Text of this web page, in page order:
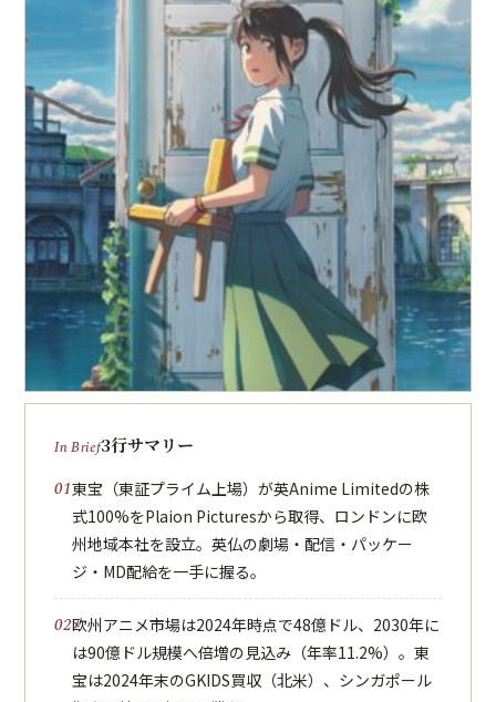
3行サマリー
東宝（東証プライム上場）が英Anime Limitedの株
式100%をPlaion Picturesから取得、ロンドンに欧
州地域本社を設立。英仏の劇場・配信・パッケー
ジ・MD配給を一手に握る。
欧州アニメ市場は2024年時点で48億ドル、2030年に
は90億ドル規模へ倍増の見込み（年率11.2%）。東
宝は2024年末のGKIDS買収（北米）、シンガポール